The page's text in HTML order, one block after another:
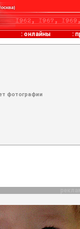
: онлайны :
фотографии